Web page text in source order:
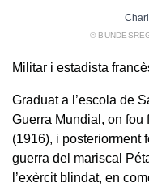
©
Militar i estadista
Graduat a l’escola de
Guerra Mundial, on fou
(1916), i posteriorment
guerra del mariscal
l’exèrcit blindat, en